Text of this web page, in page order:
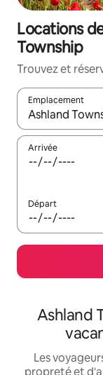
Locations
Township
Trouvez et
Emplacement
Quand les
Arrivée
Départ
Ashland
Les
propreté et